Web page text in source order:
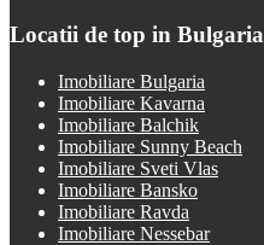
Locatii de top in Bulgaria
Imobiliare Bulgaria
Imobiliare Kavarna
Imobiliare Balchik
Imobiliare Sunny Beach
Imobiliare Sveti Vlas
Imobiliare Bansko
Imobiliare Ravda
Imobiliare Nessebar